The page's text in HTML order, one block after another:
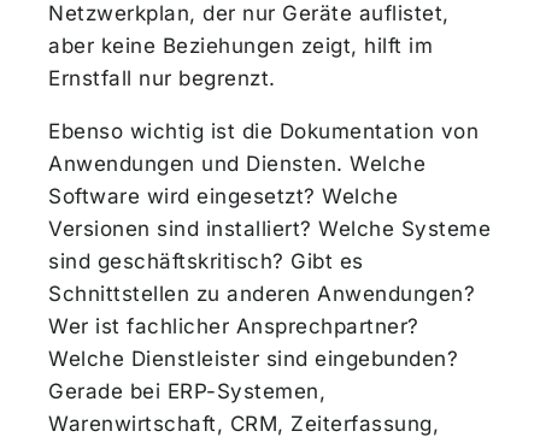
Netzwerkplan, der nur Geräte auflistet,
aber keine Beziehungen zeigt, hilft im
Ernstfall nur begrenzt.
Ebenso wichtig ist die Dokumentation von
Anwendungen und Diensten. Welche
Software wird eingesetzt? Welche
Versionen sind installiert? Welche Systeme
sind geschäftskritisch? Gibt es
Schnittstellen zu anderen Anwendungen?
Wer ist fachlicher Ansprechpartner?
Welche Dienstleister sind eingebunden?
Gerade bei ERP-Systemen,
Warenwirtschaft, CRM, Zeiterfassung,